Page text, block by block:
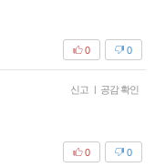
0
0
신고 | 공감 확인
0
0